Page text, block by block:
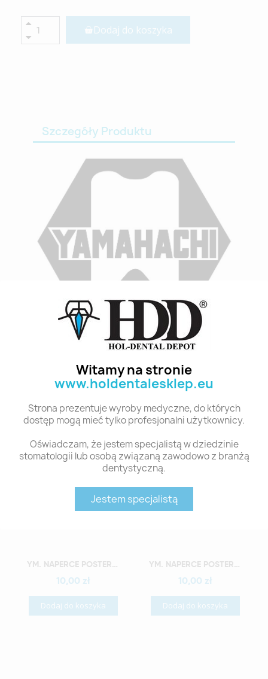
Witamy na stronie
www.holdentalesklep.eu
Strona prezentuje wyroby medyczne, do których
dostęp mogą mieć tylko profesjonalni użytkownicy.
Oświadczam, że jestem specjalistą w dziedzinie
stomatologii lub osobą związaną zawodowo z branżą
dentystyczną.
Jestem specjalistą
Dodaj do koszyka
Szczegóły Produktu
B3 M32D 8
Polecane produkty z tej kategorii
Szybki podgląd YM. NAPERCE POSTERIOR - AKRYLOWE ZĘBY SZTUCZNE - B3-M28D
10,00 zł
Dodaj do koszyka
Szybki podgląd YM. NAPERCE POSTERIOR - AKRYLOWE ZĘBY SZTUCZNE - B3-M30D
10,00 zł
Dodaj do koszyka